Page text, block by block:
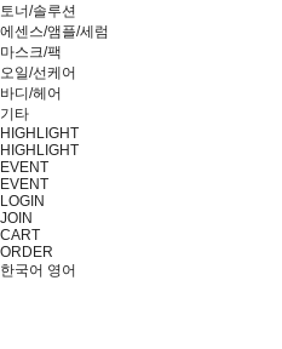
토너/솔루션
에센스/앰플/세럼
마스크/팩
오일/선케어
바디/헤어
기타
HIGHLIGHT
HIGHLIGHT
EVENT
EVENT
LOGIN
JOIN
CART
ORDER
한국어 영어